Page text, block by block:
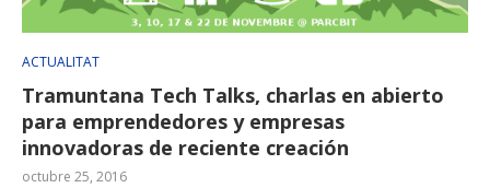
ACTUALITAT
Tramuntana Tech Talks, charlas en abierto
para emprendedores y empresas
innovadoras de reciente creación
octubre 25, 2016